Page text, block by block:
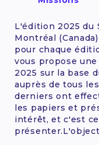
L'édition 2025 du
Montréal
pour chaque
vous propose
2025 sur la base
auprès de tous
derniers ont
les papiers et
intérêt, et c'est